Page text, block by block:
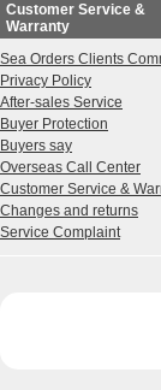
Customer Service &
Warranty
Sea Orders Clients
Privacy Policy
After-sales Service
Buyer Protection
Buyers say
Overseas Call Center
Customer Service &
Changes and returns
Service Complaint